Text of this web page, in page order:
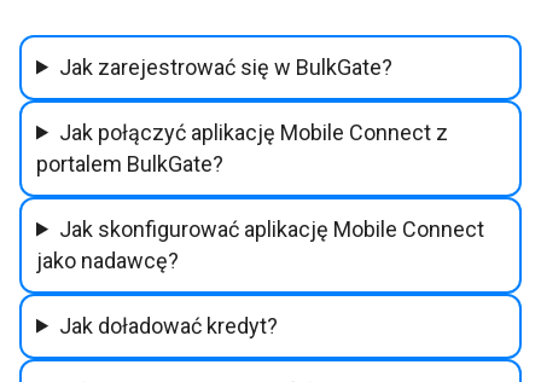
Jak zarejestrować się w BulkGate?
Jak połączyć aplikację Mobile Connect z
portalem BulkGate?
Jak skonfigurować aplikację Mobile Connect
jako nadawcę?
Jak doładować kredyt?